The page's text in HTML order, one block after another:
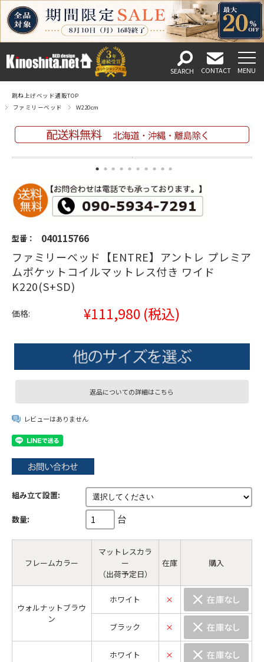
跳ね上げベッド通販TOP
ファミリーベッド
W220cm
型番： 040115766
ファミリーベッド【ENTRE】アントレ プレミア
ムポケットコイルマットレス付き ワイド
K220(S+SD)
価格: ¥111,980 (税込)
返品についての詳細はこちら
レビューはありません
組み立て設置:
数量: 台
フレームカラー
マットレスカラ
ー
（出荷予定日）
在庫 購入
ウォルナットブラウ
ン
ホワイト ×
ブラック ×
ホワイト ×